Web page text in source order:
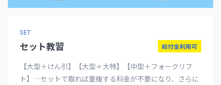
SET
セット教習 給付金利用可
【大型＋けん引】【大型＋大特】【中型＋フォークリフ
ト】…セットで取れば重複する料金が不要になり、さらに